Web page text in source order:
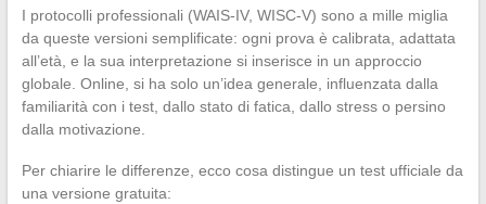
I protocolli professionali (WAIS-IV, WISC-V) sono a mille miglia
da queste versioni semplificate: ogni prova è calibrata, adattata
all’età, e la sua interpretazione si inserisce in un approccio
globale. Online, si ha solo un’idea generale, influenzata dalla
familiarità con i test, dallo stato di fatica, dallo stress o persino
dalla motivazione.
Per chiarire le differenze, ecco cosa distingue un test ufficiale da
una versione gratuita: